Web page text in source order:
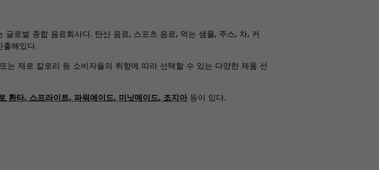
글로벌 종합 음료회사다. 탄산 음료, 스포츠 음료, 먹는 샘물, 주스, 차, 커
해있다.
제로 칼로리 등 소비자들의 취향에 따라 선택할 수 있는 다양한 제품 선
환타, 스프라이트, 파워에이드, 미닛메이드, 조지아등이 있다.